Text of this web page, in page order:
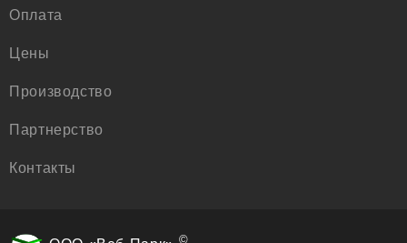
Оплата
Цены
Производство
Партнерство
Контакты
©